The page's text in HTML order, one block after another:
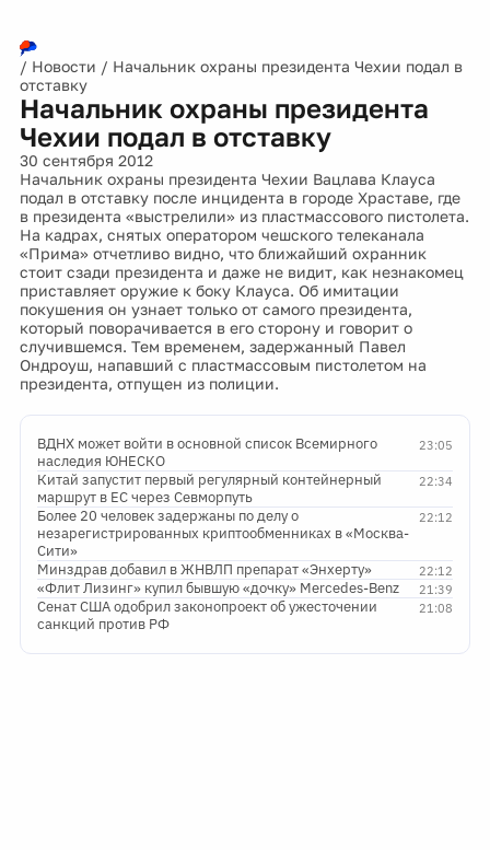
/ Новости / Начальник охраны президента Чехии подал в
отставку
Начальник охраны президента
Чехии подал в отставку
30 сентября 2012
Начальник охраны президента Чехии Вацлава Клауса
подал в отставку после инцидента в городе Храставе, где
в президента «выстрелили» из пластмассового пистолета.
На кадрах, снятых оператором чешского телеканала
«Прима» отчетливо видно, что ближайший охранник
стоит сзади президента и даже не видит, как незнакомец
приставляет оружие к боку Клауса. Об имитации
покушения он узнает только от самого президента,
который поворачивается в его сторону и говорит о
случившемся. Тем временем, задержанный Павел
Ондроуш, напавший с пластмассовым пистолетом на
президента, отпущен из полиции.
23:05
ВДНХ может войти в основной список Всемирного
наследия ЮНЕСКО
22:34
Китай запустит первый регулярный контейнерный
маршрут в ЕС через Севморпуть
22:12
Более 20 человек задержаны по делу о
незарегистрированных криптообменниках в «Москва-
Сити»
22:12
Минздрав добавил в ЖНВЛП препарат «Энхерту»
21:39
«Флит Лизинг» купил бывшую «дочку» Mercedes-Benz
21:08
Сенат США одобрил законопроект об ужесточении
санкций против РФ